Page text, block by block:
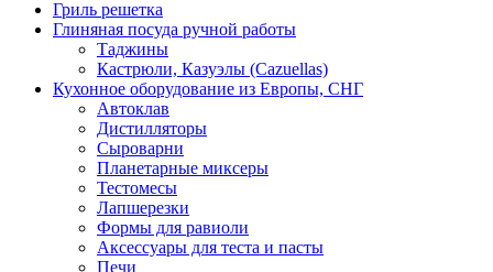
Гриль решетка
Глиняная посуда ручной работы
Таджины
Кастрюли, Казуэлы (Cazuellas)
Кухонное оборудование из Европы, СНГ
Автоклав
Дистилляторы
Сыроварни
Планетарные миксеры
Тестомесы
Лапшерезки
Формы для равиоли
Аксессуары для теста и пасты
Печи